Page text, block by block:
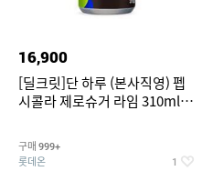
16,900
[딜크릿]단 하루 (본사직영) 펩
시콜라 제로슈거 라임 310ml
구매 999+
롯데온 1